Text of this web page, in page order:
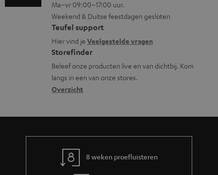
n
a
t
i
e
n
f
o
r
m
a
g
l
o
s
s
a
r
n
t
a
c
t
i
n
r
Ma–vr 09:00–17:00 uur.
Weekend & Duitse feestdagen gesloten
Teufel support
Hier vind je Veelgestelde vragen
Storefinder
Beleef onze producten live en van dichtbij. Kom
langs in een van onze stores.
Overzicht
8 weken proefluisteren